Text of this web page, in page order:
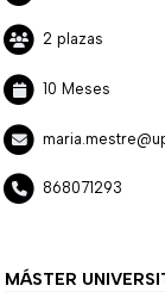
2 plazas
10 Meses
868071293
MÁSTER